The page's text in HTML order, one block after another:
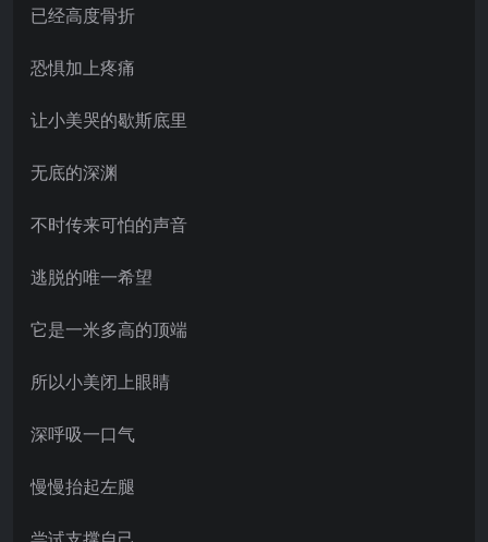
已经高度骨折
恐惧加上疼痛
让小美哭的歇斯底里
无底的深渊
不时传来可怕的声音
逃脱的唯一希望
它是一米多高的顶端
所以小美闭上眼睛
深呼吸一口气
慢慢抬起左腿